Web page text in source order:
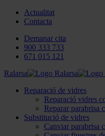
Actualitat
Contacta
Demanar cita
900 333 733
671 015 121
Ralarsa
Reparació de vidres
Reparació vidres
Reparar parabrisa
Substitució de vidres
Canviar parabrisa